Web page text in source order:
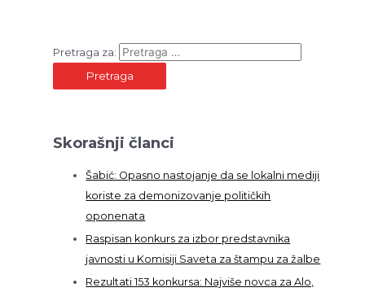
Pretraga za:
Skorašnji članci
Šabić: Opasno nastojanje da se lokalni mediji
koriste za demonizovanje političkih
oponenata
Raspisan konkurs za izbor predstavnika
javnosti u Komisiji Saveta za štampu za žalbe
Rezultati 153 konkursa: Najviše novca za Alo,